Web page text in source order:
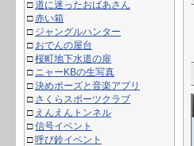
□道に迷ったおばあさん
□赤い箱
□ ジャングルハンター
□ おでんの屋台
□桜町地下水道の扉
□ ニャーKBの生写真
□決めポーズと音楽アプリ
□ さくらスポーツクラブ
□ えんえんトンネル
□信号イベント
□呼び鈴イベント